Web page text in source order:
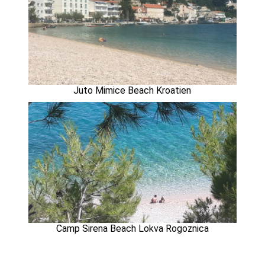
Juto Mimice Beach Kroatien
Camp Sirena Beach Lokva Rogoznica